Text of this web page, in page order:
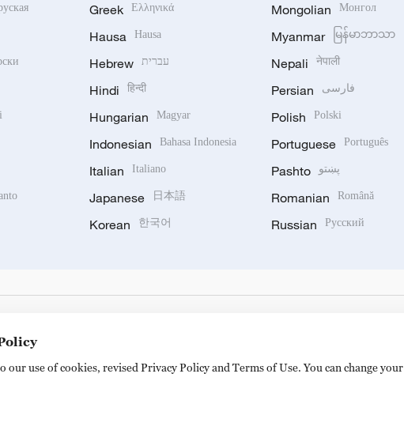
Greek Ελληνικά
Hausa Hausa
Hebrew עברית
Hindi हिन्दी
Hungarian Magyar
Indonesian Bahasa Indonesia
Italian Italiano
Japanese 日本語
Korean 한국어
Mongolian Монгол
Myanmar မြန်မာဘာသာ
Nepali नेपाली
Persian فارسی
Polish Polski
Portuguese Português
Pashto پښتو
Romanian Română
Russian Русский
16A Shijingshan Road, Beijing, China. 100040
use of cookies, revised Privacy Policy and Terms of Use. You can change your